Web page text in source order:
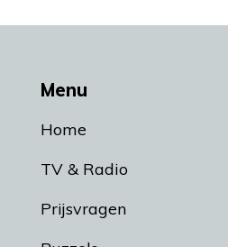
Menu
Home
TV & Radio
Prijsvragen